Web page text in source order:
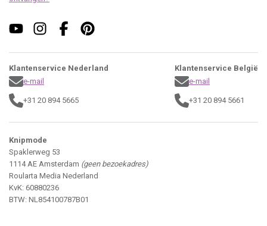
Klantenservice Nederland
e-mail
+31 20 894 5665
Klantenservice België
e-mail
+31 20 894 5661
Knipmode
Spaklerweg 53
1114 AE Amsterdam (geen bezoekadres)
Roularta Media Nederland
KvK: 60880236
BTW: NL854100787B01